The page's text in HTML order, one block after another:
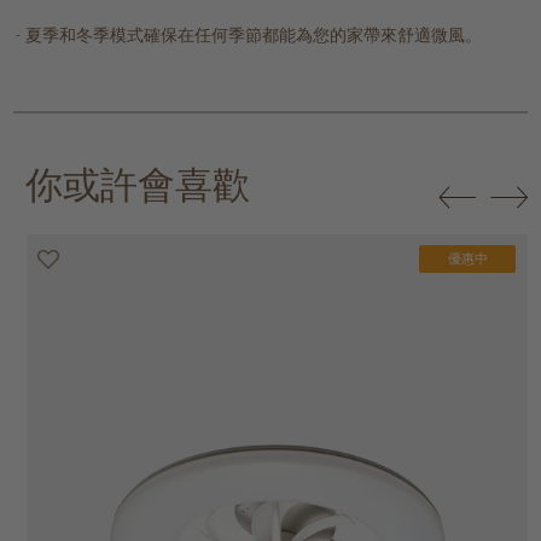
夏季和冬季模式確保在任何季節都能為您的家帶來舒適微風。
你或許會喜歡
優惠中
優惠中
優惠中
優惠中
優惠中
優惠中
優惠中
優惠中
優惠中
優惠中